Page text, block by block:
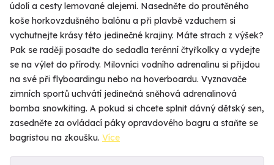
údolí a cesty lemované alejemi. Nasedněte do proutěného
koše horkovzdušného balónu a při plavbě vzduchem si
vychutnejte krásy této jedinečné krajiny. Máte strach z výšek?
Pak se raději posaďte do sedadla terénní čtyřkolky a vydejte
se na výlet do přírody. Milovníci vodního adrenalinu si přijdou
na své při flyboardingu nebo na hoverboardu. Vyznavače
zimních sportů uchvátí jedinečná sněhová adrenalinová
bomba snowkiting. A pokud si chcete splnit dávný dětský sen,
zasedněte za ovládací páky opravdového bagru a staňte se
bagristou na zkoušku. Více